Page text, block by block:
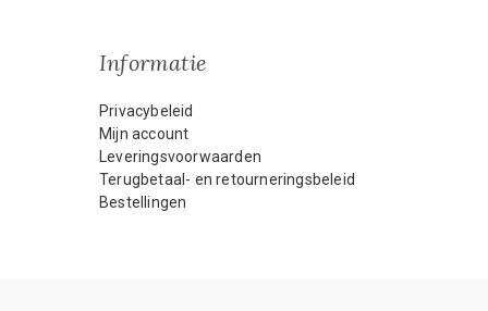
Informatie
Privacybeleid
Mijn account
Leveringsvoorwaarden
Terugbetaal- en retourneringsbeleid
Bestellingen